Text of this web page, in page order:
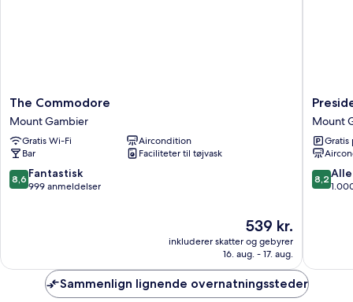
The
Commodore
Mount
Gambier
The Commodore
Mount Gambier
Gratis Wi-Fi
Aircondition
Bar
Faciliteter til tøjvask
8.6
ud
8,6 Fantastisk
999 anmeldelser
Prisen
539 kr.
539 kr.
inkluderer skatter og gebyrer
16. aug. - 17. aug.
Motel
Mount
Mount
Gratis
8.2
ud
8,2
Sammenlign lignende overnatningssteder